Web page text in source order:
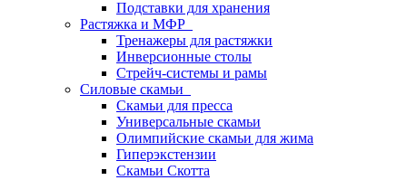
Подставки для хранения
Растяжка и МФР
Тренажеры для растяжки
Инверсионные столы
Стрейч-системы и рамы
Силовые скамьи
Скамьи для пресса
Универсальные скамьи
Олимпийские скамьи для жима
Гиперэкстензии
Скамьи Скотта